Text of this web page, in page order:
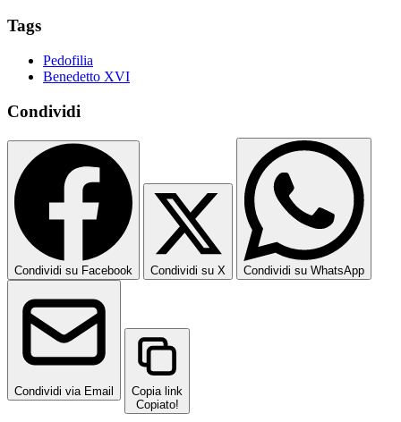
Tags
Pedofilia
Benedetto XVI
Condividi
Condividi su Facebook Condividi su X Condividi su WhatsApp
Condividi via Email
Copia link
Copiato!